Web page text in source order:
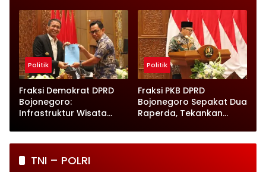
Anak
Instruksi
Politik
Fraksi Demokrat DPRD
Bojonegoro:
Infrastruktur Wisata
Politik
Fraksi PKB DPRD
Bojonegoro Sepakat Dua
Raperda, Tekankan
TNI – POLRI